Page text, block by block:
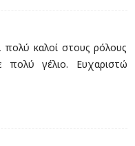
καλοί στους ρόλους
πολύ γέλιο. Ευχαριστώ